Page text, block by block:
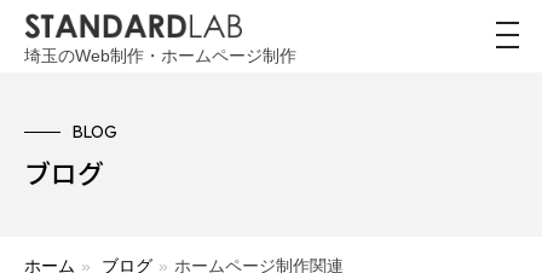
埼玉のWeb制作・ホームページ制作
BLOG
ブログ
ホーム » ブログ » ホームページ制作関連